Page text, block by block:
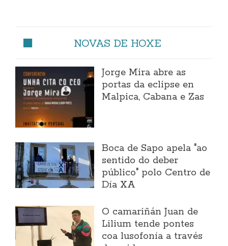
NOVAS DE HOXE
Jorge Mira abre as
portas da eclipse en
Malpica, Cabana e Zas
Boca de Sapo apela "ao
sentido do deber
público" polo Centro de
Día XA
O camariñán Juan de
Lilium tende pontes
coa lusofonía a través